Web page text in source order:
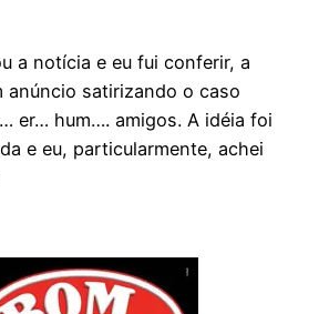
a notícia e eu fui conferir, a
anúncio satirizando o caso
er… hum…. amigos. A idéia foi
e eu, particularmente, achei